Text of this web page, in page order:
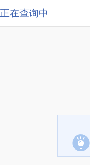
正在查询中